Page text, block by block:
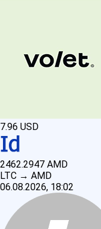
7.96 USD
2462.2947 AMD
LTC → AMD
06.08.2026, 18:02